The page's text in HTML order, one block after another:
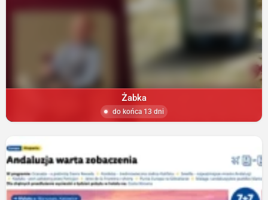
Żabka
do końca 13 dni